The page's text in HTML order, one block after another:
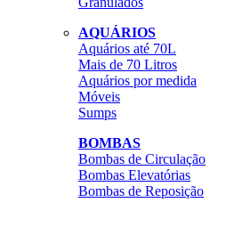
AQUÁRIOS
Aquários até 70L
Mais de 70 Litros
Aquários por medida
Móveis
Sumps
BOMBAS
Bombas de Circulação
Bombas Elevatórias
Bombas de Reposição